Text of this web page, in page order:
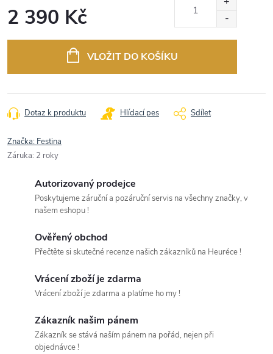
2 390 Kč
VLOŽIT DO KOŠÍKU
Dotaz k produktu Hlídací pes Sdílet
Značka: Festina
Záruka: 2 roky
Autorizovaný prodejce
Poskytujeme záruční a pozáruční servis na všechny značky, v
našem eshopu !
Ověřený obchod
Přečtěte si skutečné recenze našich zákazníků na Heuréce !
Vrácení zboží je zdarma
Vrácení zboží je zdarma a platíme ho my !
Zákazník našim pánem
Zákazník se stává naším pánem na pořád, nejen při
objednávce !